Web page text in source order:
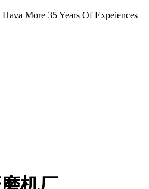
Hava More 35 Years Of Expeiences